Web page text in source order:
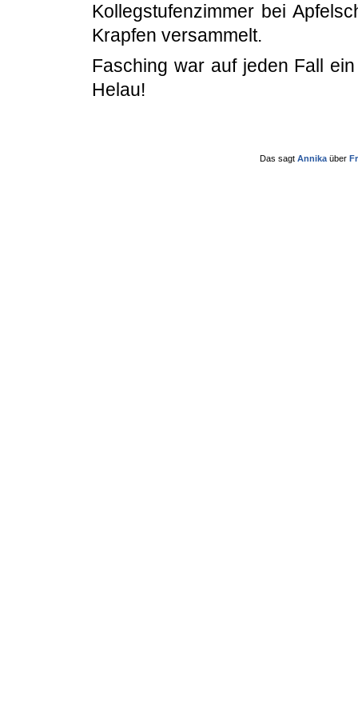
Kollegstufenzimmer bei
Krapfen versammelt.
Fasching war auf jeden Fall
Helau!
Das sagt Annikaüber